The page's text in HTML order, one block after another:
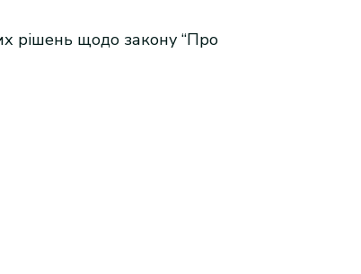
рішень щодо закону “Про